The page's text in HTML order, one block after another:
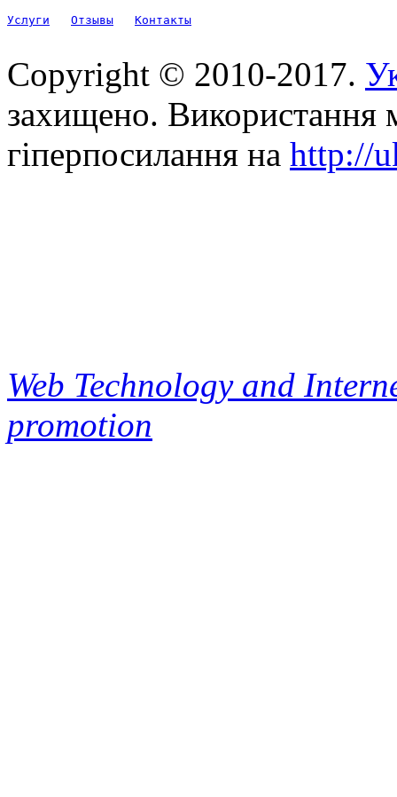
Услуги Отзывы Контакты
Copyright © 2010-2017.
захищено. Використання
гіперпосилання на http://
Web Technology and
promotion